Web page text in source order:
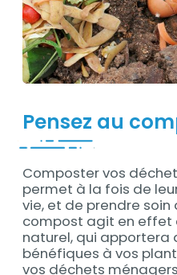
Pensez au
Contenu
Composter vos
permet à la fois de
vie, et de prendre soin
compost agit en effet
naturel, qui apportera
bénéfiques à vos
vos déchets